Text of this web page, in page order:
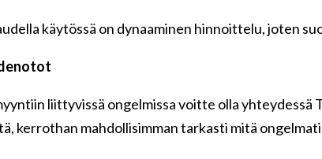
käytössä on dynaaminen hinnoittelu, joten
liittyvissä ongelmissa voitte olla
kerrothan mahdollisimman tarkasti mitä